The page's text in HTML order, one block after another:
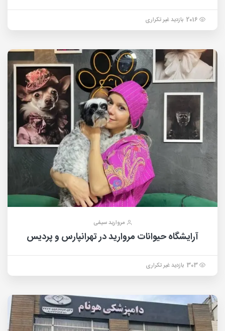
2016 بازدید غیر تکراری
مروارید سیفی
آرایشگاه حیوانات مروارید در تهرانپارس و پردیس
303 بازدید غیر تکراری